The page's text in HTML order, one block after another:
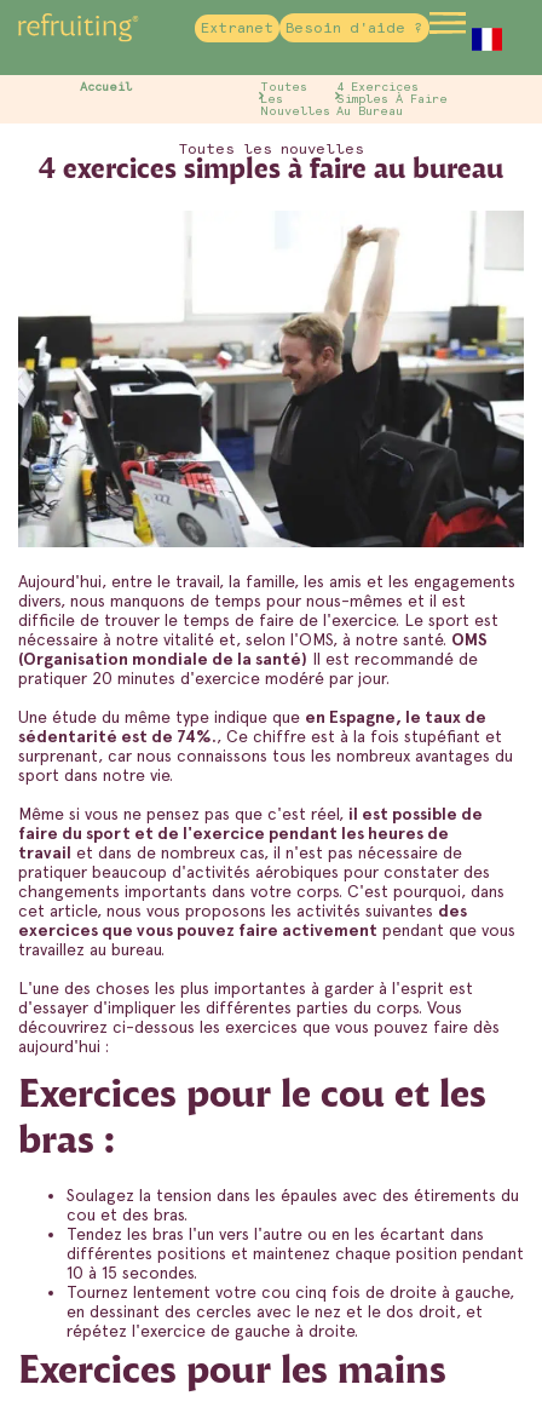
Extranet Besoin d'aide ?
Accueil
Toutes
Les
Nouvelles
4 Exercices
Simples À Faire
Au Bureau
Toutes les nouvelles
4 exercices simples à faire au bureau
Aujourd'hui, entre le travail, la famille, les amis et les engagements
divers, nous manquons de temps pour nous-mêmes et il est
difficile de trouver le temps de faire de l'exercice. Le sport est
nécessaire à notre vitalité et, selon l'OMS, à notre santé. OMS
(Organisation mondiale de la santé) Il est recommandé de
pratiquer 20 minutes d'exercice modéré par jour.
Une étude du même type indique que en Espagne, le taux de
sédentarité est de 74%., Ce chiffre est à la fois stupéfiant et
surprenant, car nous connaissons tous les nombreux avantages du
sport dans notre vie.
Même si vous ne pensez pas que c'est réel, il est possible de
faire du sport et de l'exercice pendant les heures de
travail et dans de nombreux cas, il n'est pas nécessaire de
pratiquer beaucoup d'activités aérobiques pour constater des
changements importants dans votre corps. C'est pourquoi, dans
cet article, nous vous proposons les activités suivantes des
exercices que vous pouvez faire activement pendant que vous
travaillez au bureau.
L'une des choses les plus importantes à garder à l'esprit est
d'essayer d'impliquer les différentes parties du corps. Vous
découvrirez ci-dessous les exercices que vous pouvez faire dès
aujourd'hui :
Exercices pour le cou et les
bras :
Soulagez la tension dans les épaules avec des étirements du
cou et des bras.
Tendez les bras l'un vers l'autre ou en les écartant dans
différentes positions et maintenez chaque position pendant
10 à 15 secondes.
Tournez lentement votre cou cinq fois de droite à gauche,
en dessinant des cercles avec le nez et le dos droit, et
répétez l'exercice de gauche à droite.
Exercices pour les mains